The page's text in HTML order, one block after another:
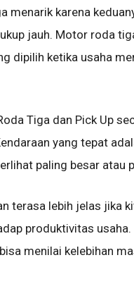
menarik karena
jauh. Motor roda
dipilih ketika usaha
Tiga dan Pick Up
yang tepat
paling besar atau
terasa lebih jelas jika
produktivitas usaha.
menilai kelebihan